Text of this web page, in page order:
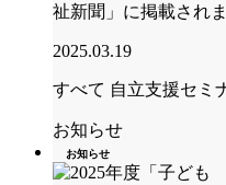
祉新聞」に掲載され
2025.03.19
すべて 自立支援セミ
お知らせ
お知らせ